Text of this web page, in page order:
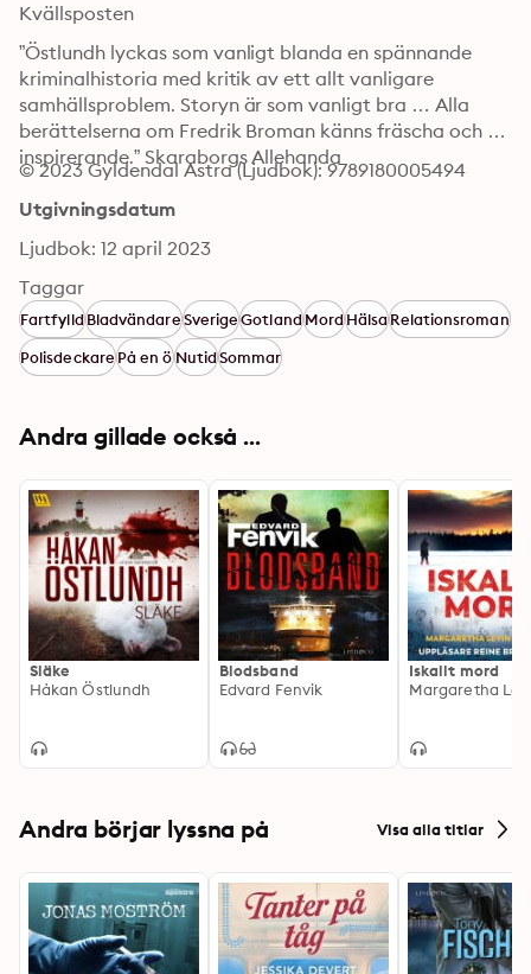
Kvällsposten
”Östlundh lyckas som vanligt blanda en spännande
kriminalhistoria med kritik av ett allt vanligare
samhällsproblem. Storyn är som vanligt bra … Alla
berättelserna om Fredrik Broman känns fräscha och
inspirerande.” Skaraborgs Allehanda
© 2023 Gyldendal Astra (Ljudbok): 9789180005494
Utgivningsdatum
Ljudbok: 12 april 2023
Taggar
FartfylldBladvändareSverigeGotlandMordHälsaRelationsroman
PolisdeckarePå en öNutidSommar
Andra gillade också ...
Släke
Håkan Östlundh
Blodsband
Edvard Fenvik
Iskallt mord
Andra börjar lyssna på Visa alla titlar